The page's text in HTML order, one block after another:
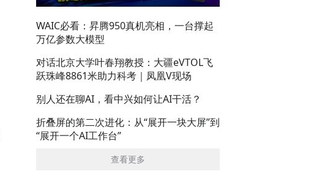
WAIC必看：昇腾950真机亮相，一台撑起
万亿参数大模型
对话北京大学叶春翔教授：大疆eVTOL飞
跃珠峰8861米助力科考｜凤凰V现场
别人还在聊AI，看中兴如何让AI干活？
折叠屏的第二次进化：从“展开一块大屏”到
“展开一个AI工作台”
查看更多